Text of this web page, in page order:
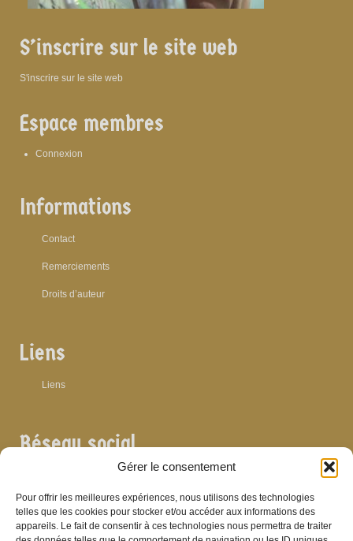
Gérer le consentement
Pour offrir les meilleures expériences, nous utilisons des technologies
telles que les cookies pour stocker et/ou accéder aux informations des
appareils. Le fait de consentir à ces technologies nous permettra de traiter
S’inscrire sur le site web
S'inscrire sur le site web
Espace membres
Connexion
Informations
Contact
Remerciements
Droits d’auteur
Liens
Liens
Réseau social
Archives